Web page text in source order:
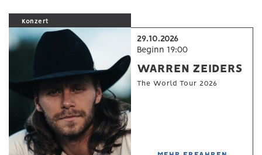
Konzert
29.10.2026
Beginn 19:00
WARREN ZEIDERS
The World Tour 2026